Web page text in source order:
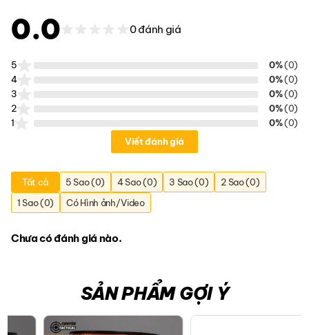
0.0 0 đánh giá
5 0%(0)
4
0%(0)
3
0%(0)
2
0%(0)
1
0%(0)
Viết đánh giá
Tất cả 5 Sao (0) 4 Sao (0) 3 Sao (0)
2 Sao (0)
1 Sao (0)
Có Hình ảnh/Video
Chưa có đánh giá nào.
SẢN PHẨM GỢI Ý